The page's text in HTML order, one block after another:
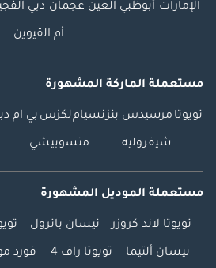
الإمارات أبوظبي العين عجمان دبي
أم القيوين
مستعملة الماركة المشهورة
تويوتا مرسيدس بنزنسياملكزس بي ام
شيفروليه متسوبيشي
مستعملة الموديل المشهورة
تويوتا لاند كروزر نيسان باترول
نيسان ألتيما تويوتا راف 4 فورد